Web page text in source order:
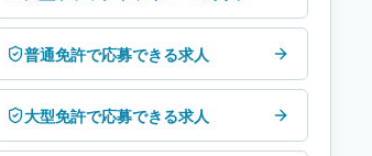
普通免許で応募できる求人
大型免許で応募できる求人